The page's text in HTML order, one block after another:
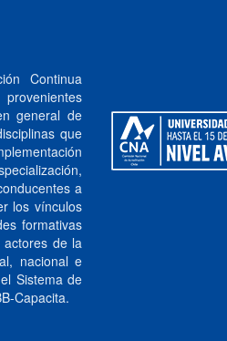
Continua
general de
que
a
los vínculos
formativas
actores de la
nacional e
Sistema de
Capacita.